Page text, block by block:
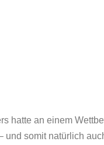
hatte an einem
und somit natürlich